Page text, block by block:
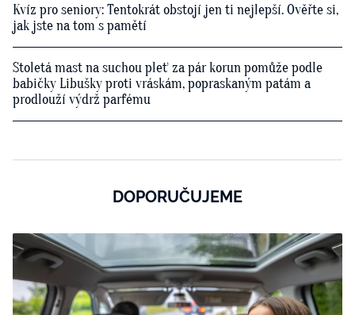
Kvíz pro seniory: Tentokrát obstojí jen ti nejlepší. Ověřte si,
jak jste na tom s pamětí
Stoletá mast na suchou pleť za pár korun pomůže podle
babičky Libušky proti vráskám, popraskaným patám a
prodlouží výdrž parfému
DOPORUČUJEME